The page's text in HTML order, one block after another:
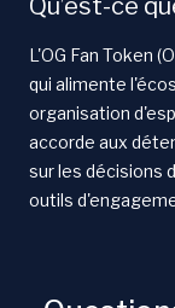
Qu’est-ce
L'OG Fan Token
qui alimente
organisation
accorde aux
sur les décisions
outils